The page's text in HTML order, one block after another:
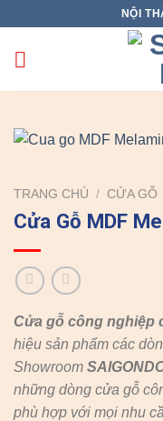
content
NỘI
TRANG CHỦ / CỬA GỖ
Cửa Gỗ MDF
Cửa gỗ công nghiệp
hiệu sản phẩm các
Showroom
những dòng cửa gỗ
phù hợp với mọi nhu